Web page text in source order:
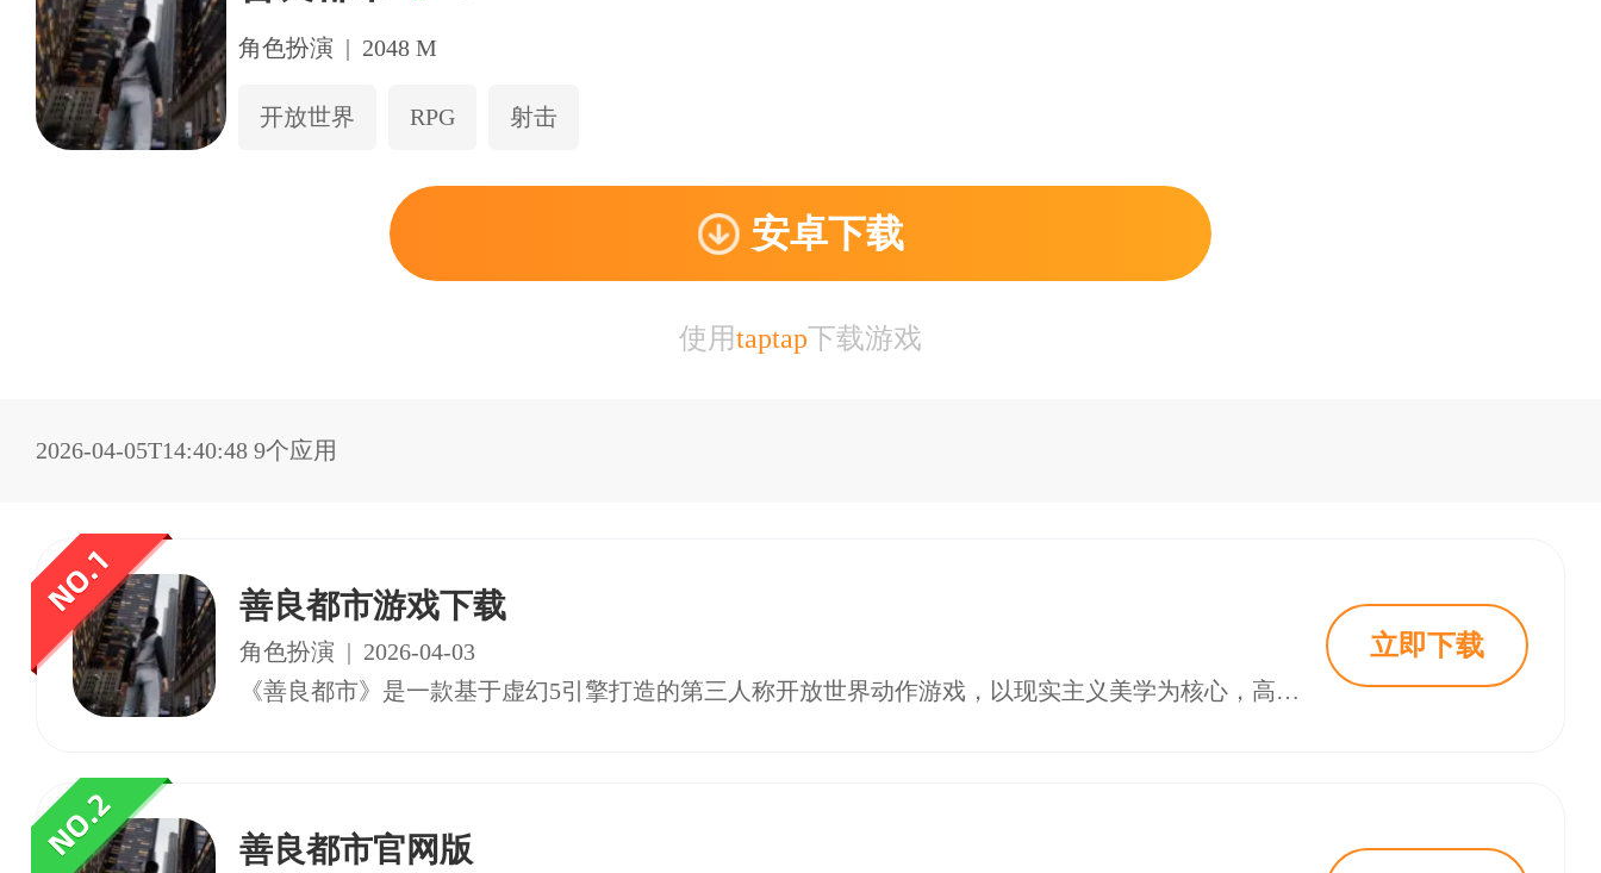
角色扮演 | 2048 M
开放世界 RPG 射击
安卓下载
使用taptap下载游戏
2026-04-05T14:40:48 9个应用
善良都市游戏下载
角色扮演 | 2026-04-03
《善良都市》是一款基于虚幻5引擎打造的第三人称开放世界动作游戏，以现实主义美学为核心，高度还原城市环境，支持自由探索与非线性叙事。玩家的选择将影响剧情走向与NPC态度，战斗系统采用掩体射击机制，支持多种武器改装。游戏无抽卡、无体力限制，所有内容可通过游戏进程解锁。特色包括记忆回响机制、群像式人物刻画及自主运营据点玩法，带来沉浸式体验。
立即下载
善良都市官网版